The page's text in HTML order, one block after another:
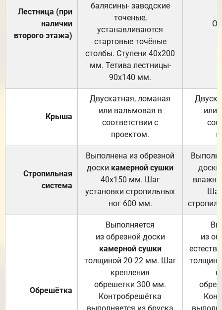
Лестница (при
наличии
второго этажа)
балясины- заводские
точеные,
устанавливаются
стартовые точёные
столбы. Ступени 40х200
мм. Тетива лестницы-
90х140 мм.
Крыша
Двускатная, ломаная
или вальмовая в
соответствии с
проектом.
или
Стропильная
система
Выполнена из обрезной
доски камерной сушки
40х150 мм. Шаг
установки стропильных
ног 600 мм.
доски
Обрешётка
Выполняется
из обрезной доски
камерной сушки
толщиной 20-22 мм. Шаг
крепления
обрешетки 300 мм.
Контробрешётка
из